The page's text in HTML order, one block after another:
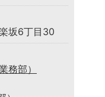
坂6丁目30
務部）